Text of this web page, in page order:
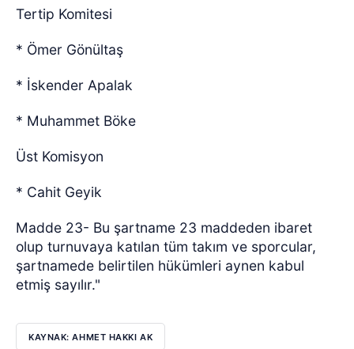
Tertip Komitesi
* Ömer Gönültaş
* İskender Apalak
* Muhammet Böke
Üst Komisyon
* Cahit Geyik
Madde 23- Bu şartname 23 maddeden ibaret
olup turnuvaya katılan tüm takım ve sporcular,
şartnamede belirtilen hükümleri aynen kabul
etmiş sayılır."
KAYNAK: AHMET HAKKI AK